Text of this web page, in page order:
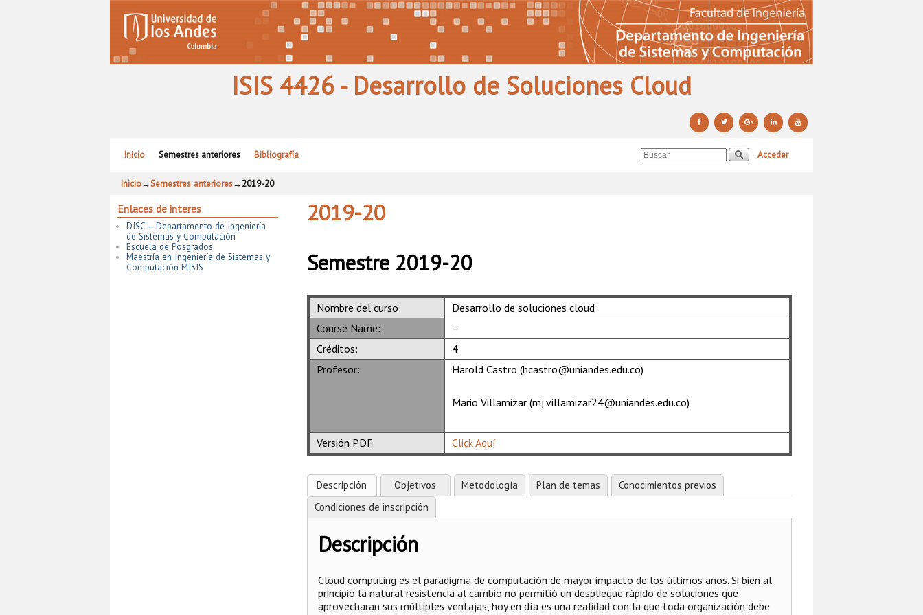
ISIS 4426 - Desarrollo de Soluciones Cloud
Inicio Semestres anteriores Bibliografía Acceder
Inicio→Semestres anteriores→2019-20
Enlaces de interes
DISC – Departamento de Ingeniería
de Sistemas y Computación
Escuela de Posgrados
Maestría en Ingeniería de Sistemas y
Computación MISIS
2019-20
Semestre 2019-20
Nombre del curso:
Desarrollo de soluciones cloud
Course Name:
–
Créditos:
4
Profesor:
Harold Castro (hcastro@uniandes.edu.co)
Mario Villamizar (mj.villamizar24@uniandes.edu.co)
Versión PDF Click Aquí
Descripción Objetivos Metodología Plan de temas
Conocimientos previos
Condiciones de inscripción
Descripción
Cloud computing es el paradigma de computación de mayor impacto de los últimos años. Si bien al
principio la natural resistencia al cambio no permitió un despliegue rápido de soluciones que
aprovecharan sus múltiples ventajas, hoy en día es una realidad con la que toda organización debe